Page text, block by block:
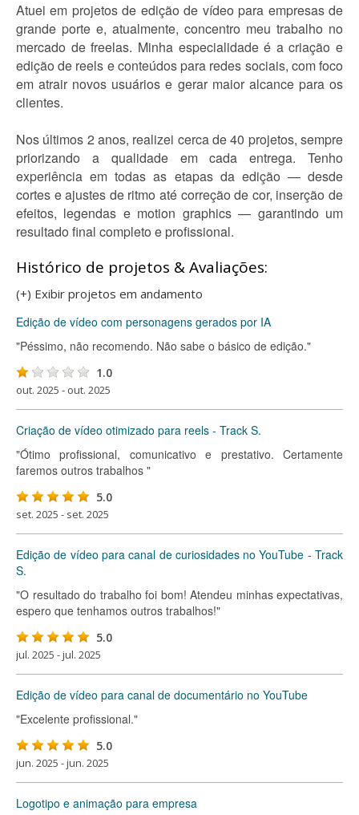
Atuei em projetos de edição de vídeo para empresas de
grande porte e, atualmente, concentro meu trabalho no
mercado de freelas. Minha especialidade é a criação e
edição de reels e conteúdos para redes sociais, com foco
em atrair novos usuários e gerar maior alcance para os
clientes.
Nos últimos 2 anos, realizei cerca de 40 projetos, sempre
priorizando a qualidade em cada entrega. Tenho
experiência em todas as etapas da edição — desde
cortes e ajustes de ritmo até correção de cor, inserção de
efeitos, legendas e motion graphics — garantindo um
resultado final completo e profissional.
Histórico de projetos & Avaliações:
(+) Exibir projetos em andamento
Edição de vídeo com personagens gerados por IA
"Péssimo, não recomendo. Não sabe o básico de edição."
1.0
out. 2025 - out. 2025
Criação de vídeo otimizado para reels - Track S.
"Ótimo profissional, comunicativo e prestativo. Certamente
faremos outros trabalhos "
5.0
set. 2025 - set. 2025
Edição de vídeo para canal de curiosidades no YouTube - Track
S.
"O resultado do trabalho foi bom! Atendeu minhas expectativas,
espero que tenhamos outros trabalhos!"
5.0
jul. 2025 - jul. 2025
Edição de vídeo para canal de documentário no YouTube
"Excelente profissional."
5.0
jun. 2025 - jun. 2025
Logotipo e animação para empresa